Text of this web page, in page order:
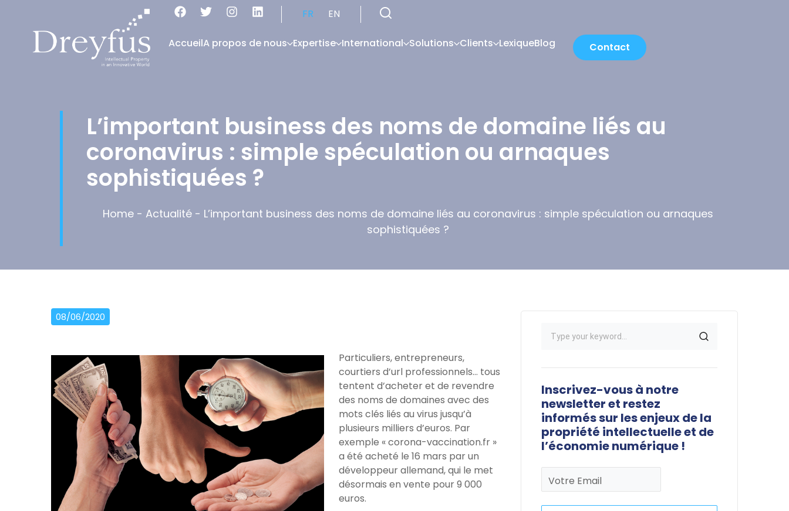
FR EN
AccueilA propos de nous Expertise International Solutions Clients LexiqueBlog Contact
L’important business des noms de domaine liés au
coronavirus : simple spéculation ou arnaques
sophistiquées ?
Home- Actualité- L’important business des noms de domaine liés au coronavirus : simple spéculation ou arnaques
sophistiquées ?
08/06/2020
Particuliers, entrepreneurs,
courtiers d’url professionnels… tous
tentent d’acheter et de revendre
des noms de domaines avec des
mots clés liés au virus jusqu’à
plusieurs milliers d’euros. Par
exemple « corona-vaccination.fr »
a été acheté le 16 mars par un
développeur allemand, qui le met
désormais en vente pour 9 000
euros.
Inscrivez-vous à notre
newsletter et restez
informés sur les enjeux de la
propriété intellectuelle et de
l’économie numérique !
Votre Email